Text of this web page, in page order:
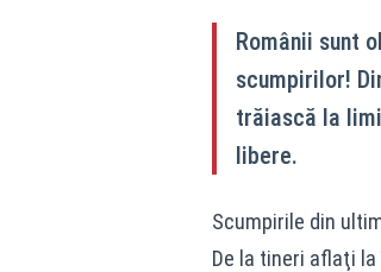
Românii sunt
scumpirilor!
trăiască la
libere.
Scumpirile din
De la tineri aflaţi